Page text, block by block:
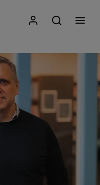
Mitt Kristiania
Åpne søk
Søk
Meny